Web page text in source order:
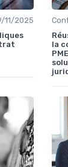
11/2025
la